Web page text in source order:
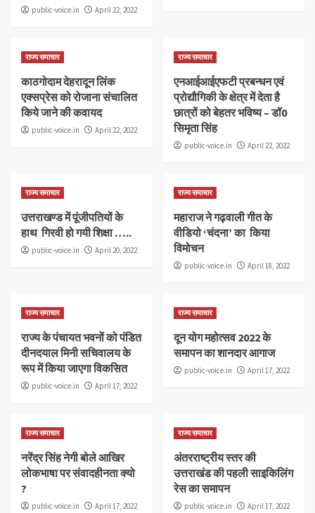
public-voice.in April 22, 2022
राज्य समाचार
काठगोदाम देहरादून लिंक
एक्सप्रेस को रोजाना संचालित
किये जाने की कवायद
public-voice.in April 22, 2022
राज्य समाचार
एनआईआईएफटी प्रबन्धन एवं
प्रोद्यौगिकी के क्षेत्र में देता है
छात्रों को बेहतर भविष्य – डॉ0
सिमृता सिंह
public-voice.in April 22, 2022
राज्य समाचार
उत्तराखण्ड में पूंजीपतियों के
हाथ गिरवी हो गयी शिक्षा …..
public-voice.in April 20, 2022
राज्य समाचार
महाराज ने गढ़वाली गीत के
वीडियो ‘चंदना’ का किया
विमोचन
public-voice.in April 18, 2022
राज्य समाचार
राज्य के पंचायत भवनों को पंडित
दीनदयाल मिनी सचिवालय के
रूप में किया जाएगा विकसित
public-voice.in April 17, 2022
राज्य समाचार
दून योग महोत्सव 2022 के
समापन का शानदार आगाज
public-voice.in April 17, 2022
राज्य समाचार
नरेंद्र सिंह नेगी बोले आखिर
लोकभाषा पर संवादहीनता क्यो
?
public-voice.in April 17, 2022
राज्य समाचार
अंतरराष्ट्रीय स्तर की
उत्तराखंड की पहली साइकिलिंग
रेस का समापन
public-voice.in April 17, 2022